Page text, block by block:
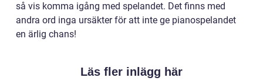
så vis komma igång med spelandet. Det finns med
andra ord inga ursäkter för att inte ge pianospelandet
en ärlig chans!
Läs fler inlägg här